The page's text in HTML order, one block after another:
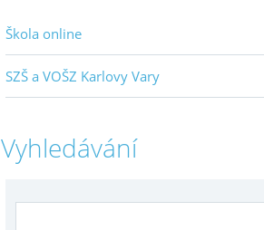
Škola online
SZŠ a VOŠZ Karlovy Vary
Vyhledávání